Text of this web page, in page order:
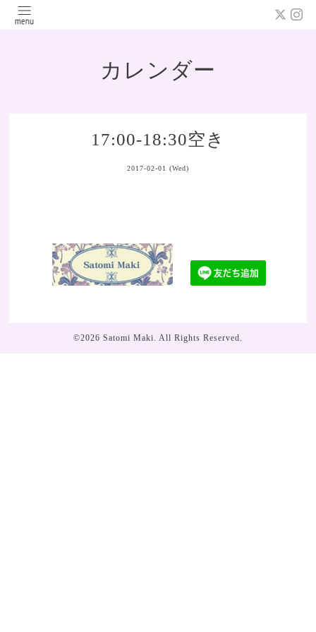
カレンダー
17:00-18:30空き
2017-02-01 (Wed)
©2026 Satomi Maki. All Rights Reserved.